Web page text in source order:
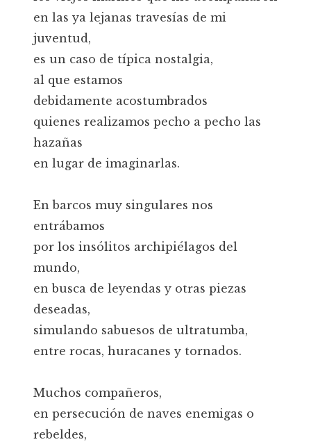
en las ya lejanas travesías de mi
juventud,
es un caso de típica nostalgia,
al que estamos
debidamente acostumbrados
quienes realizamos pecho a pecho las
hazañas
en lugar de imaginarlas.
En barcos muy singulares nos
entrábamos
por los insólitos archipiélagos del
mundo,
en busca de leyendas y otras piezas
deseadas,
simulando sabuesos de ultratumba,
entre rocas, huracanes y tornados.
Muchos compañeros,
en persecución de naves enemigas o
rebeldes,